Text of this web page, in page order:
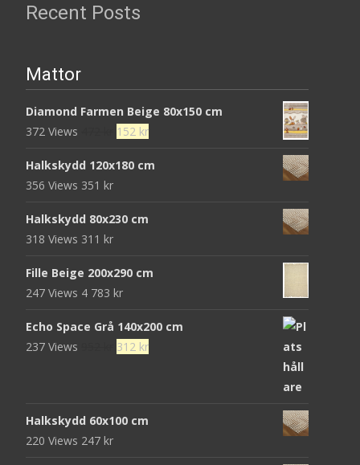
Recent Posts
Mattor
Diamond Farmen Beige 80x150 cm
372 Views
Det
priset
152 krDet
priset
Halkskydd 120x180 cm
356 Views 351 kr
Halkskydd 80x230 cm
318 Views 311 kr
Fille Beige 200x290 cm
247 Views 4 783 kr
Echo Space Grå 140x200 cm
237 Views
Det
952 kr.
312 krDet
Halkskydd 60x100 cm
220 Views 247 kr